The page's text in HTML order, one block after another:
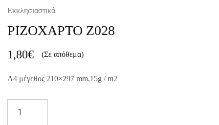
Εκκλησιαστικά
ΡΙΖΟΧΑΡΤΟ Z028
1,80€ (Σε απόθεμα)
A4 μέγεθος 210×297 mm,15g / m2